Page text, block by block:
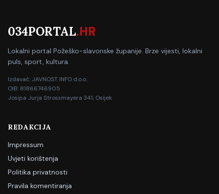
034PORTAL.HR
Lokalni portal Požeško-slavonske županije. Brze vijesti, lokalni
puls, sport, kultura.
Izdavač: JAVNOST INFO d.o.o.
OIB: 81866746905
Josipa Jurja Strossmayera 341, Osijek
REDAKCIJA
Impressum
Uvjeti korištenja
Politika privatnosti
Pravila komentiranja